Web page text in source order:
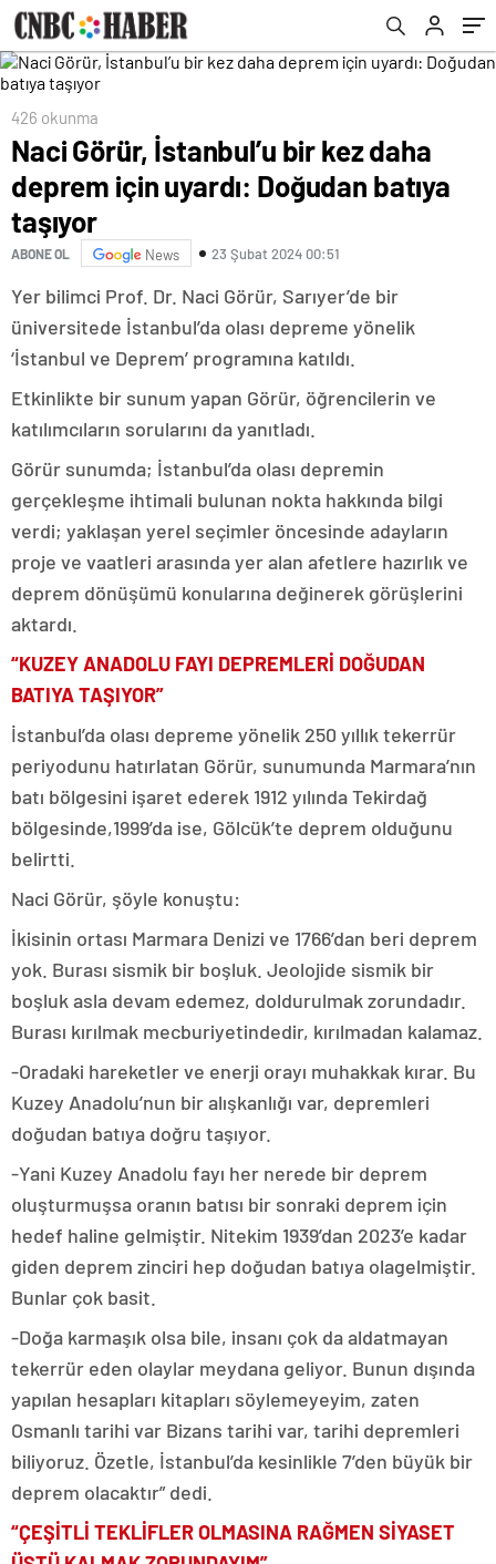
426 okunma
Naci Görür, İstanbul’u bir kez daha
deprem için uyardı: Doğudan batıya
taşıyor
ABONE OL News 23 Şubat 2024 00:51
Yer bilimci Prof. Dr. Naci Görür, Sarıyer’de bir
üniversitede İstanbul’da olası depreme yönelik
‘İstanbul ve Deprem’ programına katıldı.
Etkinlikte bir sunum yapan Görür, öğrencilerin ve
katılımcıların sorularını da yanıtladı.
Görür sunumda; İstanbul’da olası depremin
gerçekleşme ihtimali bulunan nokta hakkında bilgi
verdi; yaklaşan yerel seçimler öncesinde adayların
proje ve vaatleri arasında yer alan afetlere hazırlık ve
deprem dönüşümü konularına değinerek görüşlerini
aktardı.
“KUZEY ANADOLU FAYI DEPREMLERİ DOĞUDAN
BATIYA TAŞIYOR”
İstanbul’da olası depreme yönelik 250 yıllık tekerrür
periyodunu hatırlatan Görür, sunumunda Marmara’nın
batı bölgesini işaret ederek 1912 yılında Tekirdağ
bölgesinde,1999’da ise, Gölcük’te deprem olduğunu
belirtti.
Naci Görür, şöyle konuştu:
İkisinin ortası Marmara Denizi ve 1766’dan beri deprem
yok. Burası sismik bir boşluk. Jeolojide sismik bir
boşluk asla devam edemez, doldurulmak zorundadır.
Burası kırılmak mecburiyetindedir, kırılmadan kalamaz.
-Oradaki hareketler ve enerji orayı muhakkak kırar. Bu
Kuzey Anadolu’nun bir alışkanlığı var, depremleri
doğudan batıya doğru taşıyor.
-Yani Kuzey Anadolu fayı her nerede bir deprem
oluşturmuşsa oranın batısı bir sonraki deprem için
hedef haline gelmiştir. Nitekim 1939’dan 2023’e kadar
giden deprem zinciri hep doğudan batıya olagelmiştir.
Bunlar çok basit.
-Doğa karmaşık olsa bile, insanı çok da aldatmayan
tekerrür eden olaylar meydana geliyor. Bunun dışında
yapılan hesapları kitapları söylemeyeyim, zaten
Osmanlı tarihi var Bizans tarihi var, tarihi depremleri
biliyoruz. Özetle, İstanbul’da kesinlikle 7’den büyük bir
deprem olacaktır” dedi.
“ÇEŞİTLİ TEKLİFLER OLMASINA RAĞMEN SİYASET